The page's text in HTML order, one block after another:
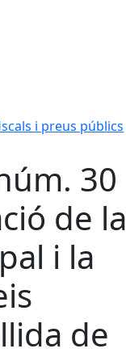
i preus públics
30
de la
i la
de